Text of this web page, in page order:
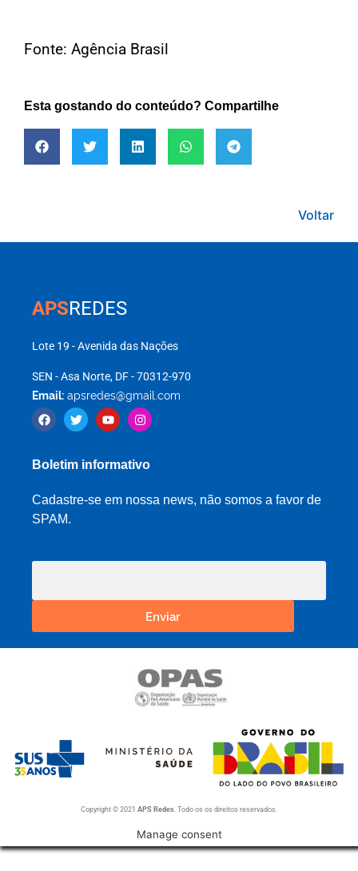
Fonte: Agência Brasil
Esta gostando do conteúdo? Compartilhe
Voltar
APSREDES
Lote 19 - Avenida das Nações
SEN - Asa Norte, DF - 70312-970
Email: apsredes@gmail.com
Boletim informativo
Cadastre-se em nossa news, não somos a favor de
SPAM.
Enviar
Copyright © 2021 APS Redes . Todo os os direitos reservados.
Manage consent